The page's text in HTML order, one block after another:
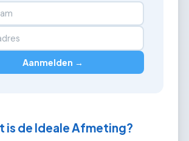
Aanmelden →
is de Ideale Afmeting?